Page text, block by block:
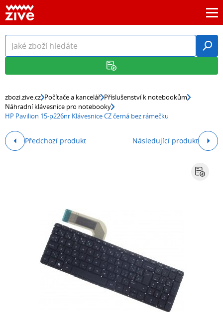
zbozi.zive.cz Počítače a kancelář Příslušenství k notebookům
Náhradní klávesnice pro notebooky
HP Pavilion 15-p226nr Klávesnice CZ černá bez rámečku
Předchozí produkt Následující produkt